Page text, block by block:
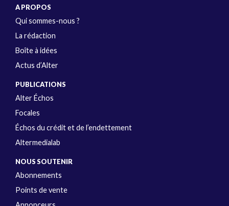
A PROPOS
Qui sommes-nous ?
La rédaction
Boîte à idées
Actus d’Alter
PUBLICATIONS
Alter Échos
Focales
Échos du crédit et de l’endettement
Altermedialab
NOUS SOUTENIR
Abonnements
Points de vente